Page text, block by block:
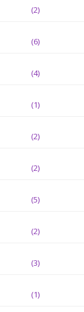
(2)
(6)
(4)
(1)
(2)
(2)
(5)
(2)
(3)
(1)